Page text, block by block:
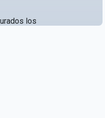
los
▸